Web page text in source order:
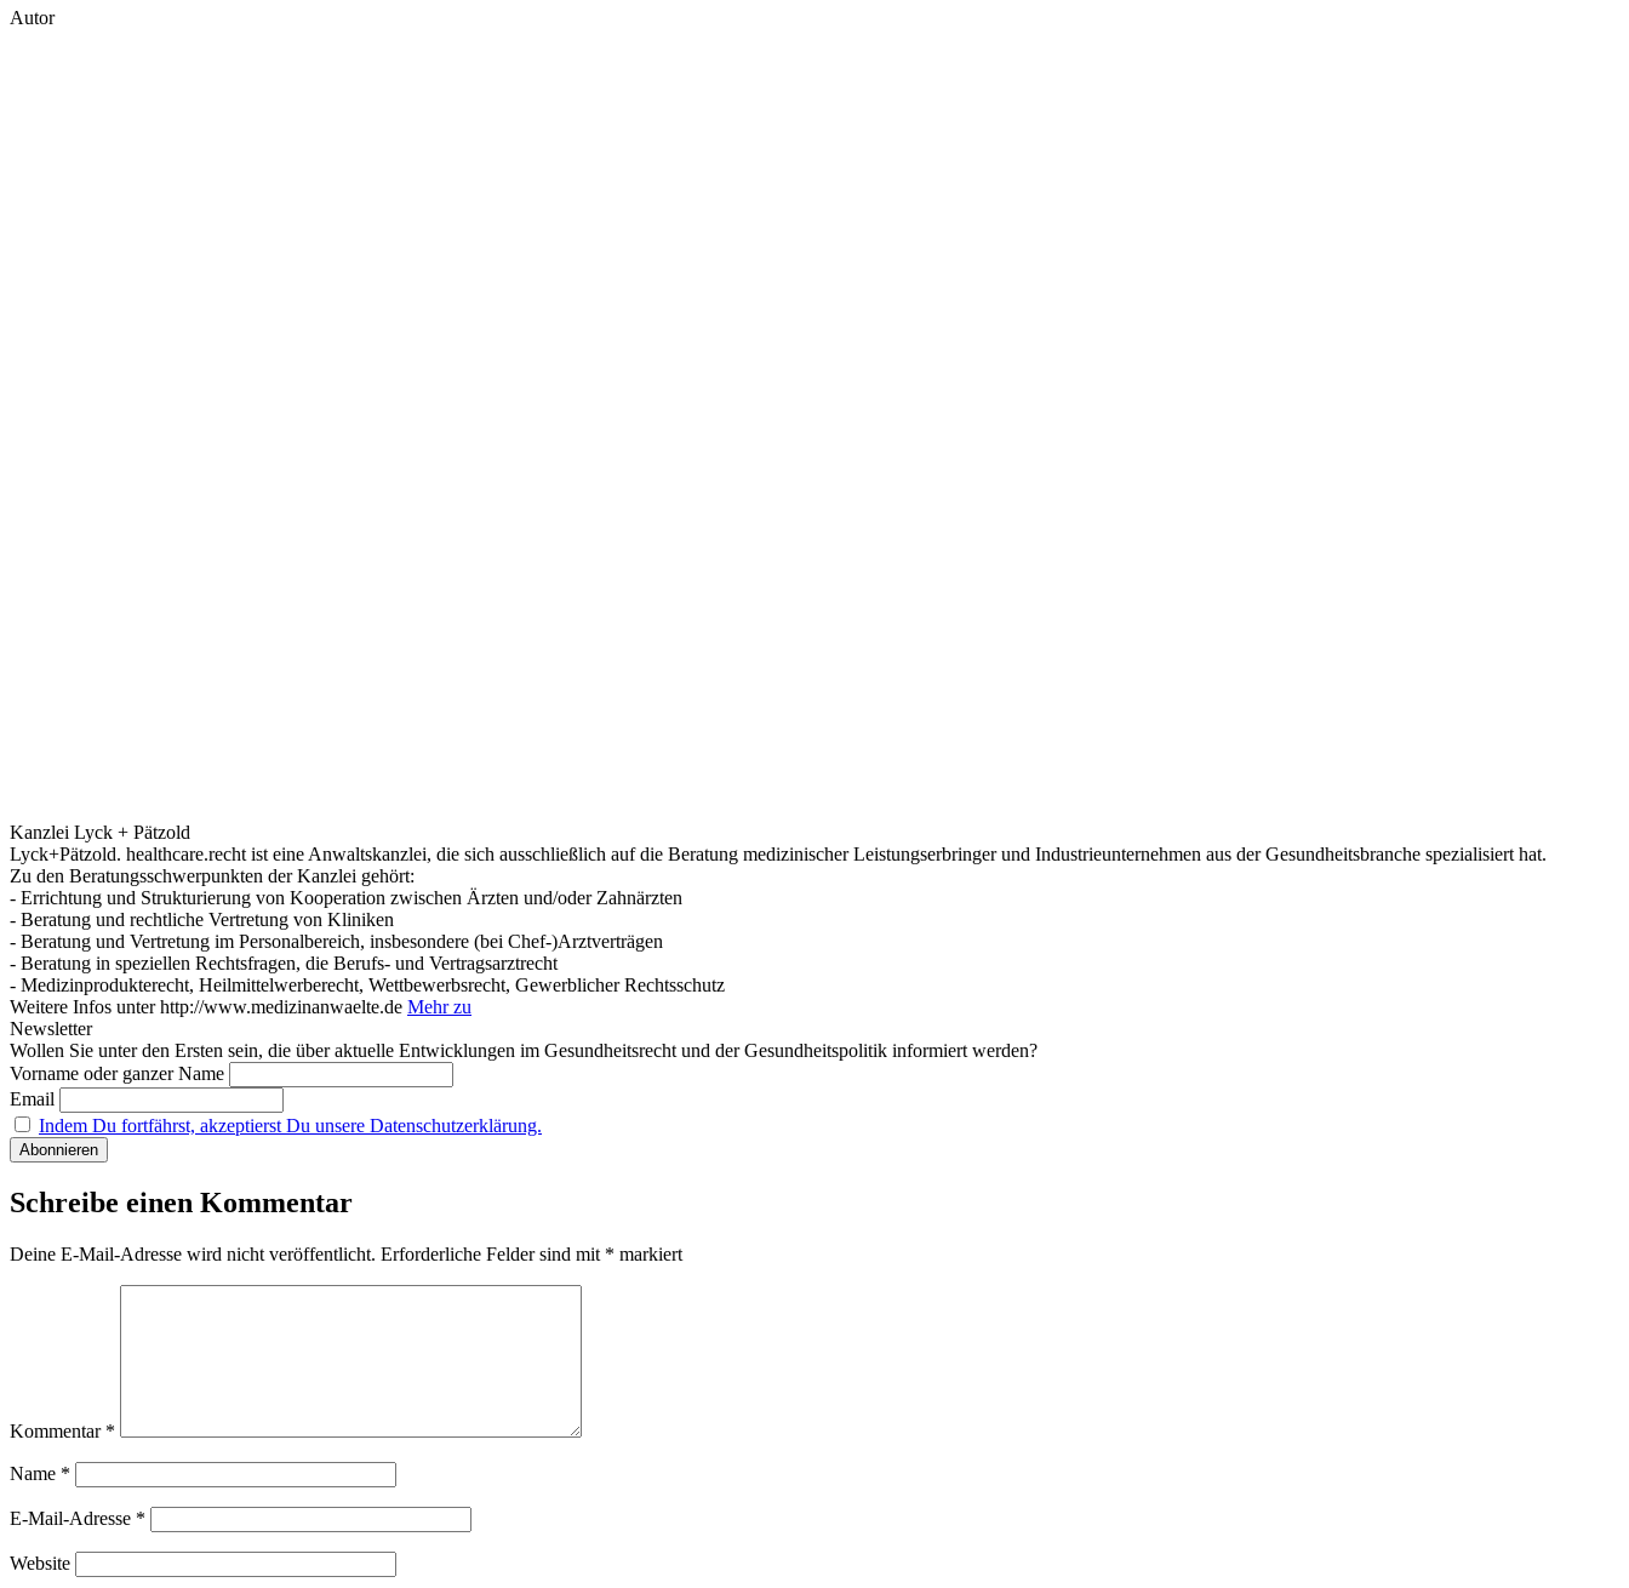
Autor
Kanzlei Lyck + Pätzold
Lyck+Pätzold. healthcare.recht ist eine Anwaltskanzlei, die sich ausschließlich auf die Beratung medizinischer Leistungserbringer und Industrieunternehmen aus der Gesundheitsbranche spezialisiert hat.
Zu den Beratungsschwerpunkten der Kanzlei gehört:
- Errichtung und Strukturierung von Kooperation zwischen Ärzten und/oder Zahnärzten
- Beratung und rechtliche Vertretung von Kliniken
- Beratung und Vertretung im Personalbereich, insbesondere (bei Chef-)Arztverträgen
- Beratung in speziellen Rechtsfragen, die Berufs- und Vertragsarztrecht
- Medizinprodukterecht, Heilmittelwerberecht, Wettbewerbsrecht, Gewerblicher Rechtsschutz
Weitere Infos unter http://www.medizinanwaelte.de Mehr zu
Newsletter
Wollen Sie unter den Ersten sein, die über aktuelle Entwicklungen im Gesundheitsrecht und der Gesundheitspolitik informiert werden?
Vorname oder ganzer Name
Email
Indem Du fortfährst, akzeptierst Du unsere Datenschutzerklärung.
Schreibe einen Kommentar
Deine E-Mail-Adresse wird nicht veröffentlicht. Erforderliche Felder sind mit * markiert
Kommentar *
Name *
E-Mail-Adresse *
Website